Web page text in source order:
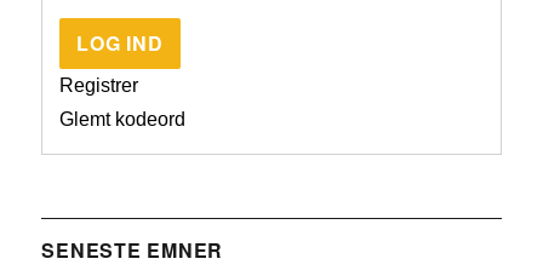
LOG IND
Registrer
Glemt kodeord
SENESTE EMNER